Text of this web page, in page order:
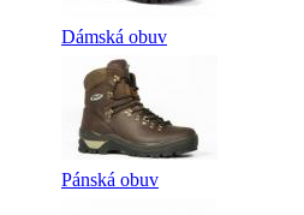
Dámská obuv
Pánská obuv